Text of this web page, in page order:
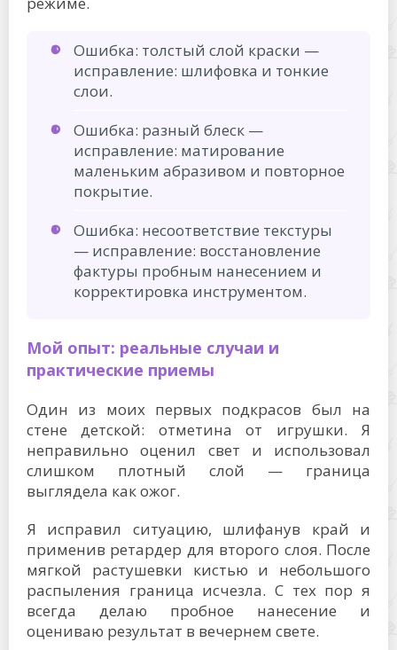
Ошибка: толстый слой краски —
исправление: шлифовка и тонкие
слои.
Ошибка: разный блеск —
исправление: матирование
маленьким абразивом и повторное
покрытие.
Ошибка: несоответствие текстуры
— исправление: восстановление
фактуры пробным нанесением и
корректировка инструментом.
Мой опыт: реальные случаи и
практические приемы
Один из моих первых подкрасов был на
стене детской: отметина от игрушки. Я
неправильно оценил свет и использовал
слишком плотный слой — граница
выглядела как ожог.
Я исправил ситуацию, шлифанув край и
применив ретардер для второго слоя. После
мягкой растушевки кистью и небольшого
распыления граница исчезла. С тех пор я
всегда делаю пробное нанесение и
оцениваю результат в вечернем свете.